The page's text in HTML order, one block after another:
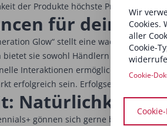
der Produkte höchste Priorität,
für dein
Glow“ stellt eine wachsende,
bietet sie sowohl Händlern als auch
Interaktionen ermöglichen. Wer es
erfolgreich sein. Erfolgsentscheidend
Natürlichkeit
gönnen sich gerne besondere
Wir
Cookies.
aller
Cookie-
Cookie-